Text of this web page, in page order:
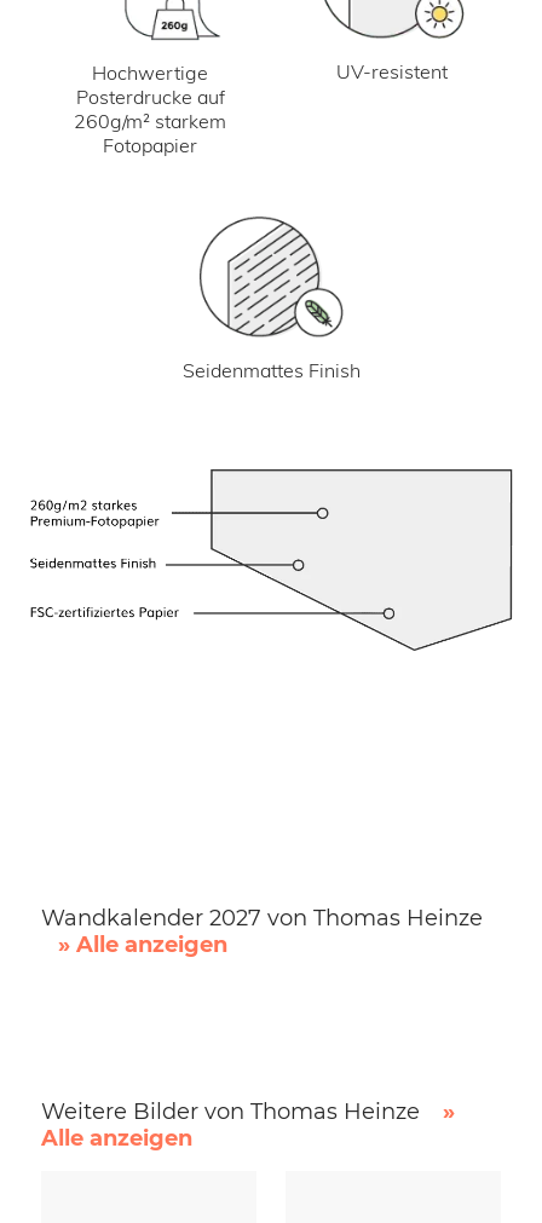
Hochwertige
Posterdrucke auf
260g/m² starkem
Fotopapier
UV-resistent
Seidenmattes Finish
Wandkalender 2027 von Thomas Heinze
» Alle anzeigen
Weitere Bilder von Thomas Heinze
»
Alle anzeigen